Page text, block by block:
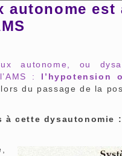
autonome
autonome, ou
: l’hypotension
du passage de la
à cette dysautonomie :